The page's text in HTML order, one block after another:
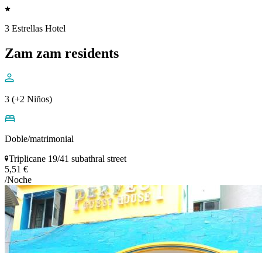
3 Estrellas Hotel
Zam zam residents
3 (+2 Niños)
Doble/matrimonial
Triplicane 19/41 subathral street
5,51 €
/Noche